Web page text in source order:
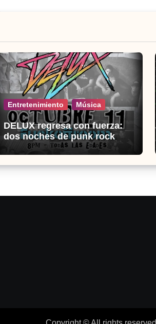
Entretenimiento Música
DELUX regresa con fuerza:
dos noches de punk rock en
el Fuck Off Room